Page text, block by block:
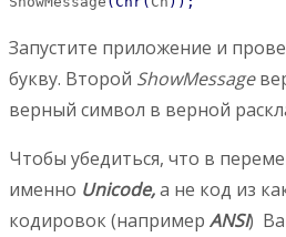
Запустите приложение и
букву. Второй ShowMessage
верный символ в верной
Чтобы убедиться, что в
именно Unicode,а не код из
кодировок (например ANSI)